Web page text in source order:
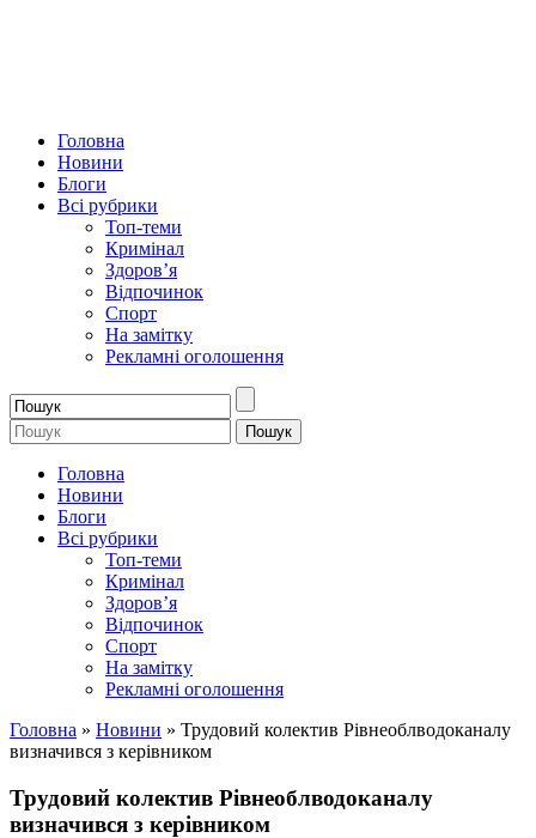
Головна
Новини
Блоги
Всі рубрики
Топ-теми
Кримінал
Здоров’я
Відпочинок
Спорт
На замітку
Рекламні оголошення
Головна
Новини
Блоги
Всі рубрики
Топ-теми
Кримінал
Здоров’я
Відпочинок
Спорт
На замітку
Рекламні оголошення
Головна » Новини » Трудовий колектив Рівнеоблводоканалу
визначився з керівником
Трудовий колектив Рівнеоблводоканалу
визначився з керівником